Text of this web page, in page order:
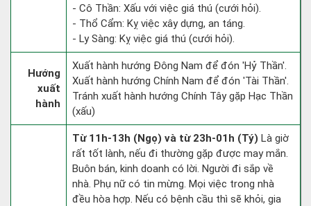
- Cô Thần: Xấu với việc giá thú (cưới hỏi).
- Thổ Cẩm: Kỵ việc xây dựng, an táng.
- Ly Sàng: Kỵ việc giá thú (cưới hỏi).
Hướng
xuất
hành
Xuất hành hướng Đông Nam để đón 'Hỷ Thần'.
Xuất hành hướng Chính Nam để đón 'Tài Thần'.
Tránh xuất hành hướng Chính Tây gặp Hạc Thần
(xấu)
Từ 11h-13h (Ngọ) và từ 23h-01h (Tý) Là giờ
rất tốt lành, nếu đi thường gặp được may mắn.
Buôn bán, kinh doanh có lời. Người đi sắp về
nhà. Phụ nữ có tin mừng. Mọi việc trong nhà
đều hòa hợp. Nếu có bệnh cầu thì sẽ khỏi, gia